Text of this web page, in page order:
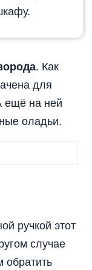
. Как
для
ещё на ней
оладьи.
ручкой этот
случае
обратить